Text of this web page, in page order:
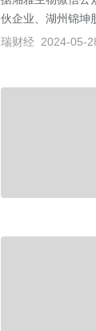
伙企业、湖州锦坤
瑞财经 2024-05-